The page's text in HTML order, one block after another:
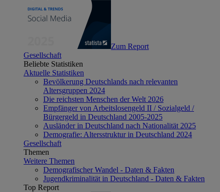
Zum Report
Gesellschaft
Beliebte Statistiken
Aktuelle Statistiken
Bevölkerung Deutschlands nach relevanten
Altersgruppen 2024
Die reichsten Menschen der Welt 2026
Empfänger von Arbeitslosengeld II / Sozialgeld /
Bürgergeld in Deutschland 2005-2025
Ausländer in Deutschland nach Nationalität 2025
Demografie: Altersstruktur in Deutschland 2024
Gesellschaft
Themen
Weitere Themen
Demografischer Wandel - Daten & Fakten
Jugendkriminalität in Deutschland - Daten & Fakten
Top Report